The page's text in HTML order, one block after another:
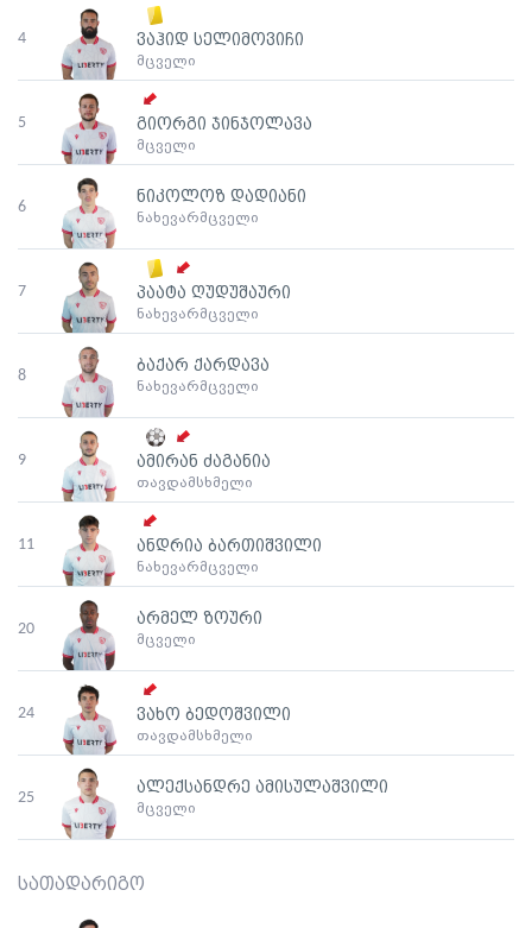
4 ვაჰიდ სელიმოვიჩი
მცველი
5 გიორგი ჯინჯოლავა
მცველი
6
ნიკოლოზ დადიანი
ნახევარმცველი
7 პაატა ღუდუშაური
ნახევარმცველი
8
ბაქარ ქარდავა
ნახევარმცველი
9 ამირან ძაგანია
თავდამსხმელი
11 ანდრია ბართიშვილი
ნახევარმცველი
20
არმელ ზოური
მცველი
24 ვახო ბედოშვილი
თავდამსხმელი
25
ალექსანდრე ამისულაშვილი
მცველი
სათადარიგო